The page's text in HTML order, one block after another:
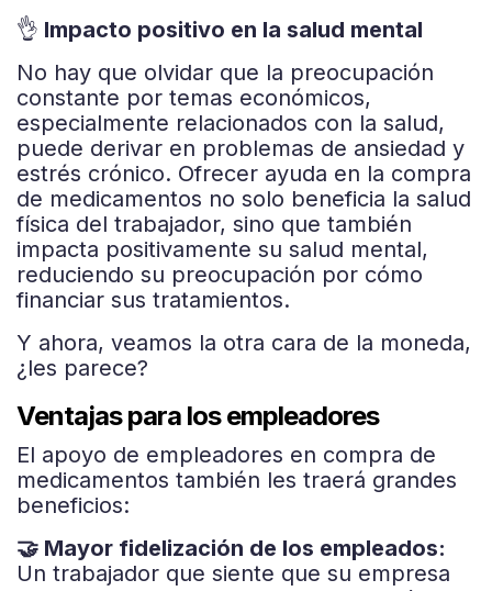
👌 Impacto positivo en la salud mental
No hay que olvidar que la preocupación
constante por temas económicos,
especialmente relacionados con la salud,
puede derivar en problemas de ansiedad y
estrés crónico. Ofrecer ayuda en la compra
de medicamentos no solo beneficia la salud
física del trabajador, sino que también
impacta positivamente su salud mental,
reduciendo su preocupación por cómo
financiar sus tratamientos.
Y ahora, veamos la otra cara de la moneda,
¿les parece?
Ventajas para los empleadores
El apoyo de empleadores en compra de
medicamentos también les traerá grandes
beneficios:
🤝 Mayor fidelización de los empleados:
Un trabajador que siente que su empresa